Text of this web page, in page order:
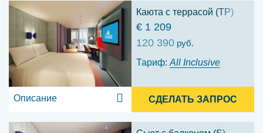
Каюта с террасой (TP)
€ 1 209
120 390 руб.
Тариф: All Inclusive
Описание СДЕЛАТЬ ЗАПРОС